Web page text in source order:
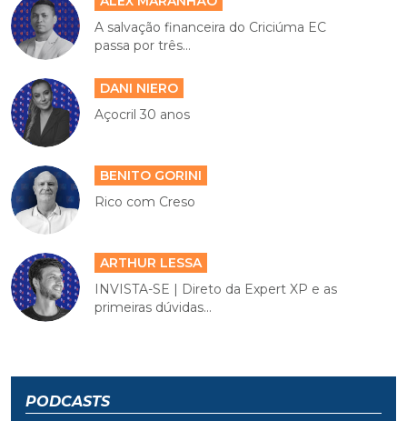
A salvação financeira do Criciúma EC
passa por três...
DANI NIERO
Açocril 30 anos
BENITO GORINI
Rico com Creso
ARTHUR LESSA
INVISTA-SE | Direto da Expert XP e as
primeiras dúvidas...
PODCASTS